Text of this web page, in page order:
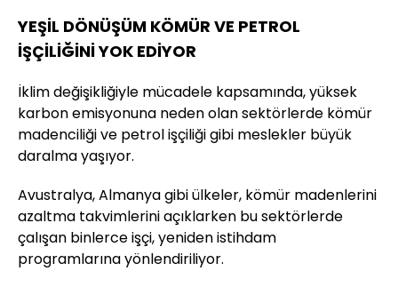
YEŞİL DÖNÜŞÜM KÖMÜR VE PETROL
İŞÇİLİĞİNİ YOK EDİYOR
İklim değişikliğiyle mücadele kapsamında, yüksek
karbon emisyonuna neden olan sektörlerde kömür
madenciliği ve petrol işçiliği gibi meslekler büyük
daralma yaşıyor.
Avustralya, Almanya gibi ülkeler, kömür madenlerini
azaltma takvimlerini açıklarken bu sektörlerde
çalışan binlerce işçi, yeniden istihdam
programlarına yönlendiriliyor.